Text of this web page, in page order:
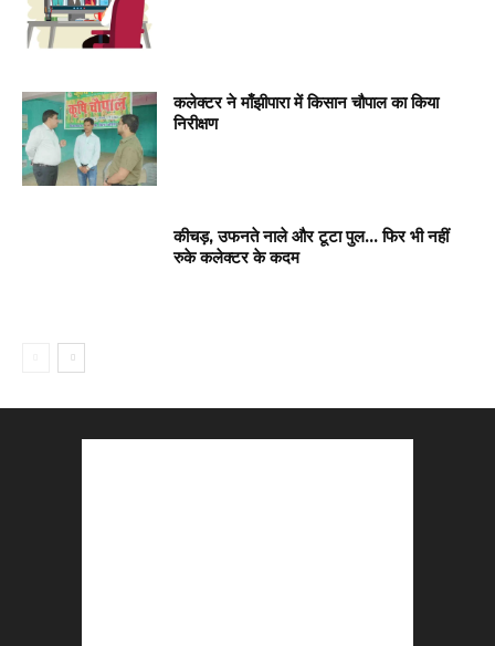
कलेक्टर ने माँझीपारा में किसान चौपाल का किया
निरीक्षण
कीचड़, उफनते नाले और टूटा पुल… फिर भी नहीं
रुके कलेक्टर के कदम